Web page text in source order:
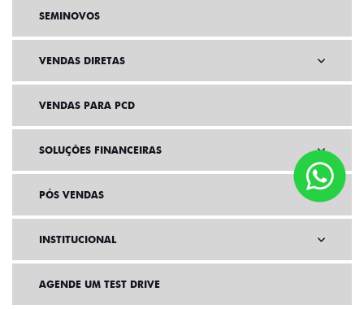
SEMINOVOS
VENDAS DIRETAS
VENDAS PARA PCD
SOLUÇÕES FINANCEIRAS
PÓS VENDAS
INSTITUCIONAL
AGENDE UM TEST DRIVE